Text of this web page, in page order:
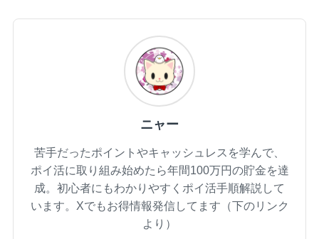
ニャー
苦手だったポイントやキャッシュレスを学んで、
ポイ活に取り組み始めたら年間100万円の貯金を達
成。初心者にもわかりやすくポイ活手順解説して
います。Xでもお得情報発信してます（下のリンク
より）